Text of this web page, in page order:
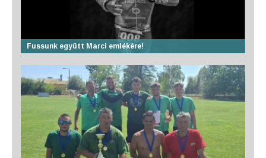
Fussunk együtt Marci emlékére!